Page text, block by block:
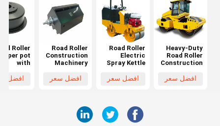
Heavy-Duty
Road Roller
Construction
Wiper Kettle
افضل سعر
Road Roller
Electric
Spray Kettle
Performance
Piece
افضل سعر
Road Roller
Construction
Machinery
Minimum
افضل سعر
Roller
Wiper pot
with
quantity
افضل